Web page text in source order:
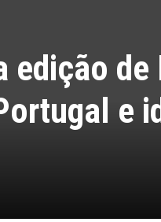
edição de
e